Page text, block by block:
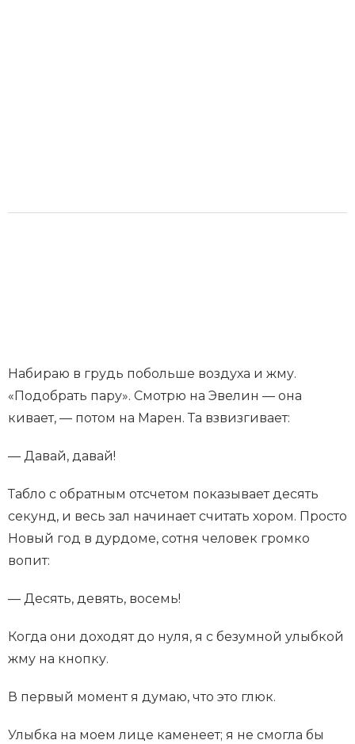
Набираю в грудь побольше воздуха и жму.
«Подобрать пару». Смотрю на Эвелин — она
кивает, — потом на Марен. Та взвизгивает:
— Давай, давай!
Табло с обратным отсчетом показывает десять
секунд, и весь зал начинает считать хором. Просто
Новый год в дурдоме, сотня человек громко
вопит:
— Десять, девять, восемь!
Когда они доходят до нуля, я с безумной улыбкой
жму на кнопку.
В первый момент я думаю, что это глюк.
Улыбка на моем лице каменеет; я не смогла бы